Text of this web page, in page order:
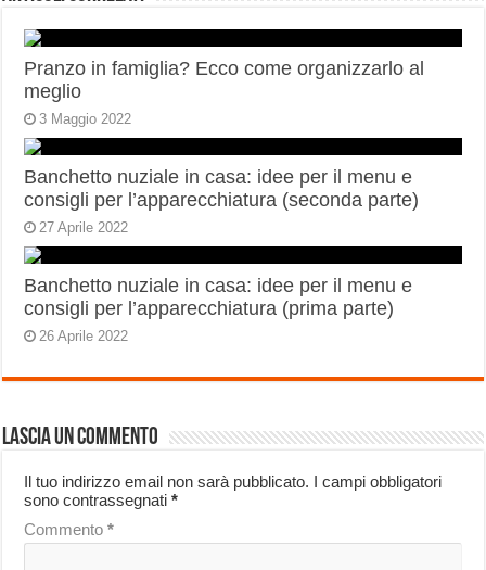
Pranzo in famiglia? Ecco come organizzarlo al
meglio
3 Maggio 2022
Banchetto nuziale in casa: idee per il menu e
consigli per l’apparecchiatura (seconda parte)
27 Aprile 2022
Banchetto nuziale in casa: idee per il menu e
consigli per l’apparecchiatura (prima parte)
26 Aprile 2022
Lascia un commento
Il tuo indirizzo email non sarà pubblicato. I campi obbligatori
sono contrassegnati*
Commento*